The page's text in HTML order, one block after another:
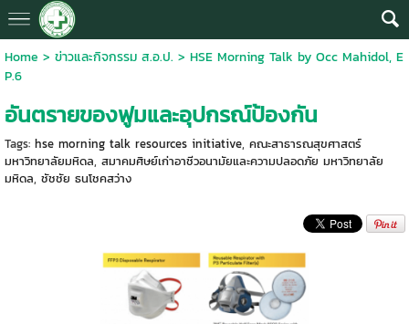
Home > ข่าวและกิจกรรม ส.อ.ป. > HSE Morning Talk by Occ Mahidol, E
P.6
อันตรายของฟูมและอุปกรณ์ป้องกัน
Tags: hse morning talk resources initiative, คณะสาธารณสุขศาสตร์
มหาวิทยาลัยมหิดล, สมาคมศิษย์เก่าอาชีวอนามัยและความปลอดภัย มหาวิทยาลัย
มหิดล, ชัชชัย ธนโชคสว่าง